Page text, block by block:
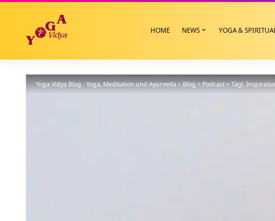
HOME NEWS YOGA &
Yoga Vidya Blog - Yoga, Meditation und Ayurveda>Blog>Podcast>Tägl.